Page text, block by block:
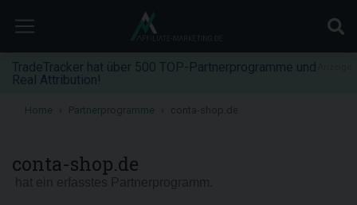
TradeTracker hat über 500 TOP-Partnerprogramme und
Real Attribution!
Home Partnerprogramme
conta-shop.de